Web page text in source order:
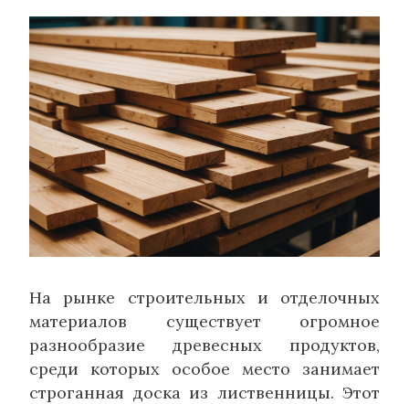
На рынке строительных и отделочных
материалов существует огромное
разнообразие древесных продуктов,
среди которых особое место занимает
строганная доска из лиственницы. Этот